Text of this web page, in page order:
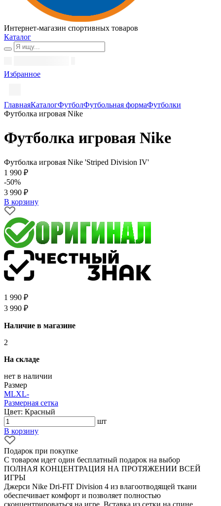
Интернет-магазин спортивных товаров
Каталог
Избранное
ГлавнаяКаталогФутболФутбольная формаФутболки
Футболка игровая Nike
Футболка игровая Nike
Футболка игровая Nike 'Striped Division IV'
1 990 ₽
-50%
3 990 ₽
В корзину
1 990 ₽
3 990 ₽
Наличие в магазине
2
На складе
нет в наличии
Размер
MLXL-
Размерная сетка
Цвет: Красный
шт
В корзину
Подарок при покупке
С товаром идет один бесплатный подарок на выбор
ПОЛНАЯ КОНЦЕНТРАЦИЯ НА ПРОТЯЖЕНИИ ВСЕЙ
ИГРЫ
Джерси Nike Dri-FIT Division 4 из влагоотводящей ткани
обеспечивает комфорт и позволяет полностью
сконцентрироваться на игре. Вставка из сетки на спине